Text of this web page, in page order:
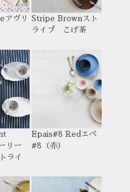
アヴリ
Stripe Brown スト
ライプ こげ茶
リー
ライ
Epais#8 Red エペ
#8（赤）